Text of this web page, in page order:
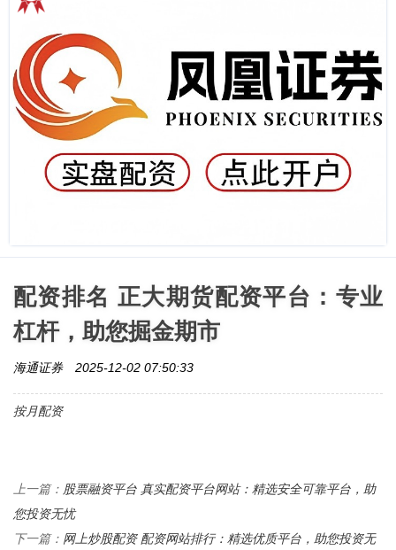
配资排名 正大期货配资平台：专业
杠杆，助您掘金期市
海通证券 2025-12-02 07:50:33
按月配资
上一篇： 股票融资平台 真实配资平台网站：精选安全可靠平台，助
您投资无忧
下一篇： 网上炒股配资 配资网站排行：精选优质平台，助您投资无